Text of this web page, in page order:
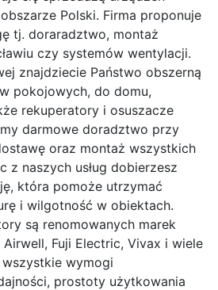
Polski. Firma proponuje
tj. doraradztwo, montaż
czy systemów wentylacji.
znajdziecie Państwo obszerną
pokojowych, do domu,
rekuperatory i osuszacze
darmowe doradztwo przy
oraz montaż wszystkich
z naszych usług dobierzesz
która pomoże utrzymać
i wilgotność w obiektach.
są renomowanych marek
Fuji Electric, Vivax i wiele
wszystkie wymogi
prostoty użytkowania